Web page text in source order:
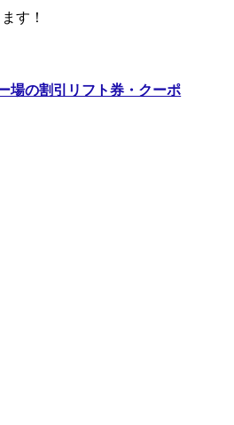
す！
場の割引リフト券・クーポ